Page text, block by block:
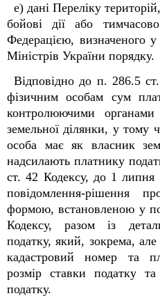
е) дані Переліку
бойові дії або
Федерацією, визначеного
Міністрів України порядку.
Відповідно до п. 286.5
фізичним особам сум
контролюючими
земельної ділянки, у тому
особа має як власник
надсилають платнику
ст. 42 Кодексу, до 1 липня
повідомлення-рішення
формою, встановленою у
Кодексу, разом із
податку, який, зокрема,
кадастровий номер та
розмір ставки податку
податку.